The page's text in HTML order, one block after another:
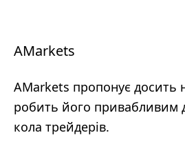
AMarkets
AMarkets пропонує досить
робить його привабливим
кола трейдерів.